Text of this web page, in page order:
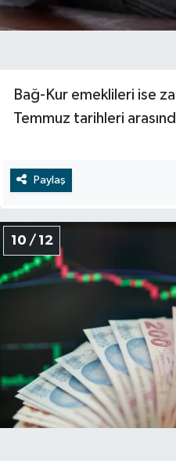
Bağ-Kur emeklileri ise
Temmuz tarihleri
Paylaş
10 / 12